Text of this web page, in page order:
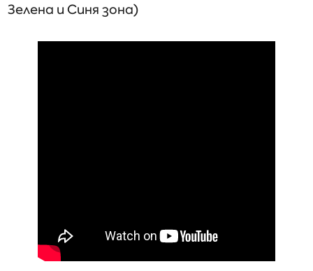
Зелена и Синя зона)